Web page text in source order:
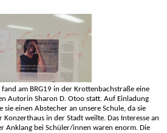
am BRG19 in der Krottenbachstraße eine
Autorin Sharon D. Otoo statt. Auf Einladung
einen Abstecher an unsere Schule, da sie
Konzerthaus in der Stadt weilte. Das Interesse an
Anklang bei Schüler/innen waren enorm. Die